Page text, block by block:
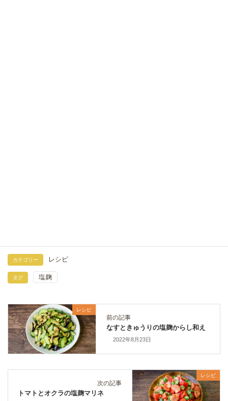
カテゴリー レシピ
タグ 塩麹
レシピ
前の記事
なすときゅうりの塩麹からし和え
2022年8月23日
レシピ
次の記事
トマトとオクラの塩麹マリネ